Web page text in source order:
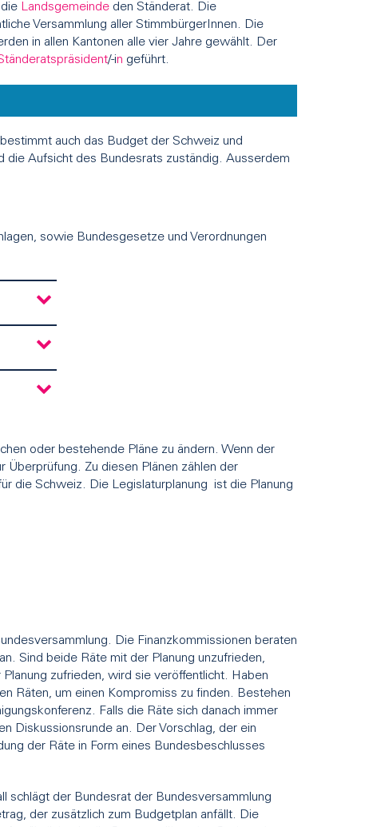
Landsgemeinde den Ständerat. Die
Versammlung aller StimmbürgerInnen. Die
in allen Kantonen alle vier Jahre gewählt. Der
/-in geführt.
auch das Budget der Schweiz und
die Aufsicht des Bundesrats zuständig. Ausserdem
sowie Bundesgesetze und Verordnungen
oder bestehende Pläne zu ändern. Wenn der
Überprüfung. Zu diesen Plänen zählen der
die Schweiz. Die Legislaturplanung ist die Planung
Die Finanzkommissionen beraten
Sind beide Räte mit der Planung unzufrieden,
zufrieden, wird sie veröffentlicht. Haben
Räten, um einen Kompromiss zu finden. Bestehen
Falls die Räte sich danach immer
Diskussionsrunde an. Der Vorschlag, der ein
der Räte in Form eines Bundesbeschlusses
schlägt der Bundesrat der Bundesversammlung
der zusätzlich zum Budgetplan anfällt. Die